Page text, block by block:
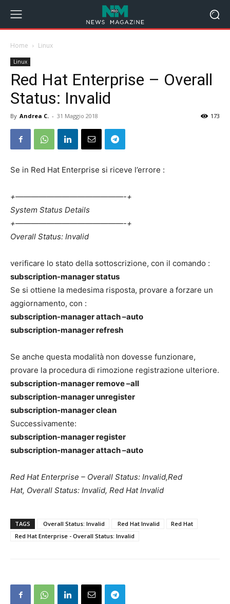
Home Linux
Linux
Red Hat Enterprise – Overall
Status: Invalid
By Andrea C. - 31 Maggio 2018 173
Se in Red Hat Enterprise si riceve l’errore :
+——————————————-+
System Status Details
+——————————————-+
Overall Status: Invalid
verificare lo stato della sottoscrizione, con il comando :
subscription-manager status
Se si ottiene la medesima risposta, provare a forzare un
aggiornamento, con :
subscription-manager attach –auto
subscription-manager refresh
Se anche questa modalità non dovesse funzionare,
provare la procedura di rimozione registrazione ulteriore.
subscription-manager remove –all
subscription-manager unregister
subscription-manager clean
Successivamente:
subscription-manager register
subscription-manager attach –auto
Red Hat Enterprise – Overall Status: Invalid,Red
Hat, Overall Status: Invalid, Red Hat Invalid
TAGS Overall Status: Invalid Red Hat Invalid
Red Hat
Red Hat Enterprise - Overall Status: Invalid